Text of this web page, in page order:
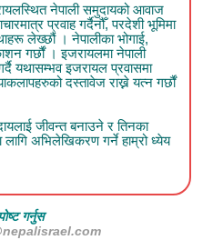
नेपाली समुदायको आवाज
प्रवाह गर्दैनौँ, परदेशी भूमिमा
लेख्छौं । नेपालीका भोगाई,
गर्छौं । इजरायलमा नेपाली
यथासम्भव इजरायल प्रवासमा
दस्तावेज राख्ने यत्न गर्छौं
जीवन्त बनाउने र तिनका
अभिलेखिकरण गर्ने हाम्रो ध्येय
गर्नुस